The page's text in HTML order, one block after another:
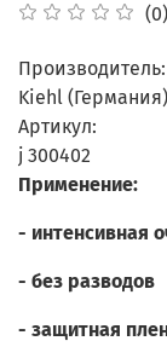
(0)
Производитель:
Kiehl (Германия)
Артикул:
j 300402
Применение:
- интенсивная
- без разводов
- защитная